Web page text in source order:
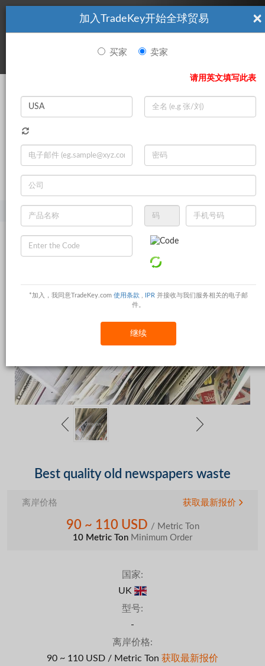
看起來你不是TradeKey.com的會員。 立即註冊，與全球超過7
百萬的進口商和出口商建立聯繫。 立即加入 |
登录
Search
×
加入TradeKey开始全球贸易
买家 卖家
请用英文填写此表
*加入，我同意TradeKey.com 使用条款 IPR 并接收与我们服务相关的电子邮
件。
继续
产品
Best quality old newspapers waste
离岸价格 获取最新报价
90 ~ 110 USD / Metric Ton
10 Metric Ton Minimum Order
国家:
UK
型号:
-
离岸价格:
90 ~ 110 USD / Metric Ton 获取最新报价